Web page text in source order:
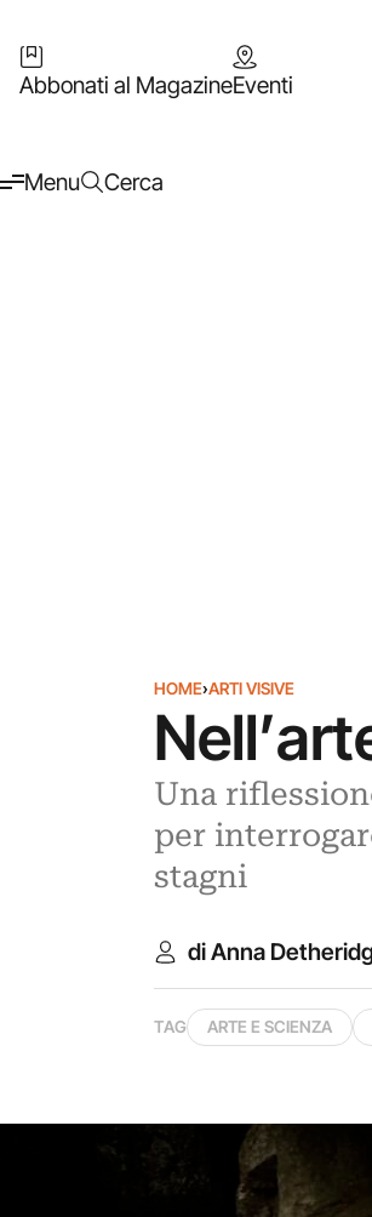
Abbonati al MagazineEventi
Menu Cerca
HOME›ARTI VISIVE
Una
per
stagni
di Anna
TAG ARTE E SCIENZA